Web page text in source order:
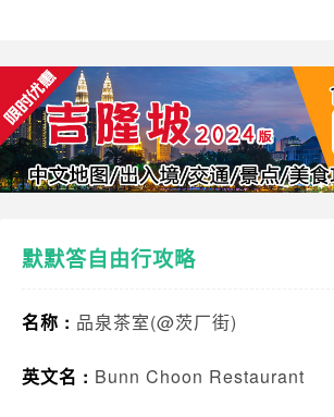
默默答自由行攻略
名称 : 品泉茶室(@茨厂街)
英文名 : Bunn Choon Restaurant